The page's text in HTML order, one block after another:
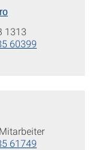
1313
60399
61749